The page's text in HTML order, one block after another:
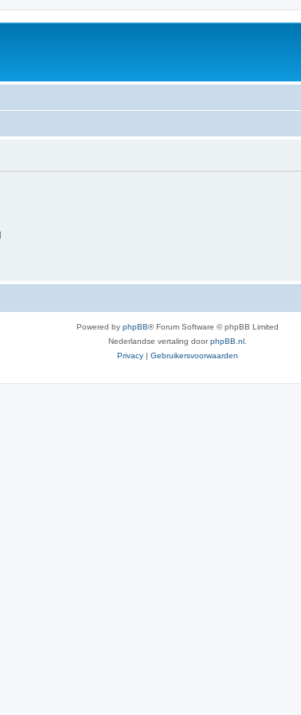
Powered by phpBB® Forum Software © phpBB Limited
Nederlandse vertaling doorphpBB.nl
Privacy | Gebruikersvoorwaarden